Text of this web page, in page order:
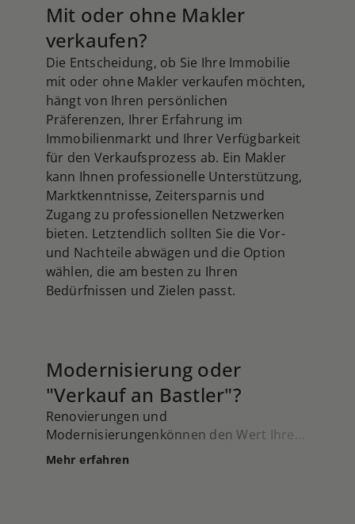
Mit oder ohne Makler
verkaufen?
Die Entscheidung, ob Sie Ihre Immobilie
mit oder ohne Makler verkaufen möchten,
hängt von Ihren persönlichen
Präferenzen, Ihrer Erfahrung im
Immobilienmarkt und Ihrer Verfügbarkeit
für den Verkaufsprozess ab. Ein Makler
kann Ihnen professionelle Unterstützung,
Marktkenntnisse, Zeitersparnis und
Zugang zu professionellen Netzwerken
bieten. Letztendlich sollten Sie die Vor-
und Nachteile abwägen und die Option
wählen, die am besten zu Ihren
Bedürfnissen und Zielen passt.
Modernisierung oder
"Verkauf an Bastler"?
Renovierungen und
Modernisierungenkönnen den Wert Ihrer
Immobilie erheblich steigern und mehr
Mehr erfahren